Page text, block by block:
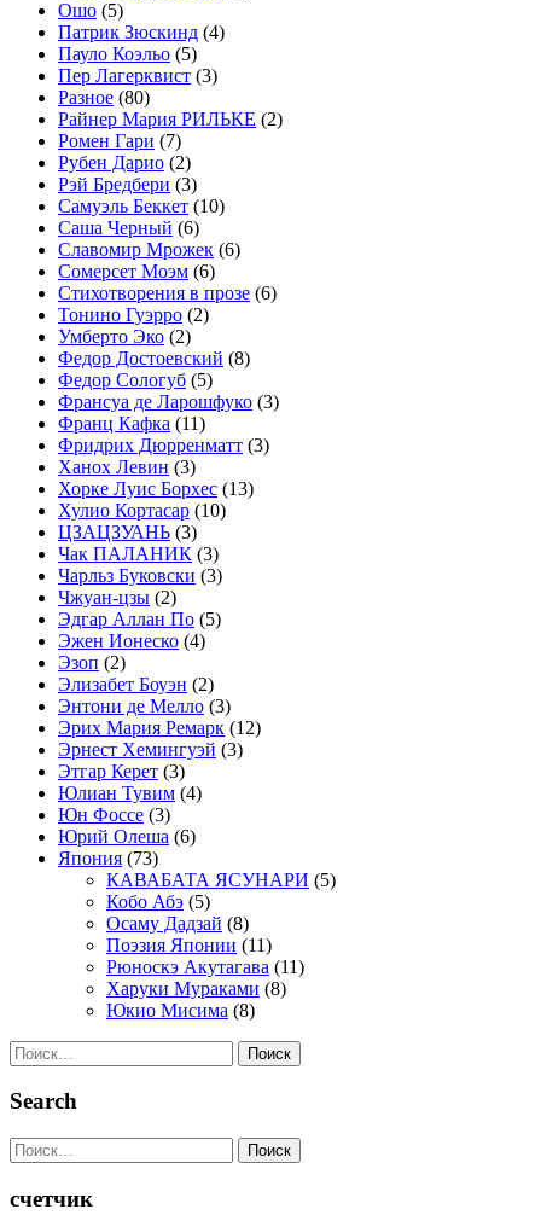
Ошо (5)
Патрик Зюскинд (4)
Пауло Коэльо (5)
Пер Лагерквист (3)
Разное (80)
Райнер Мария РИЛЬКЕ (2)
Ромен Гари (7)
Рубен Дарио (2)
Рэй Бредбери (3)
Самуэль Беккет (10)
Саша Черный (6)
Славомир Мрожек (6)
Сомерсет Моэм (6)
Стихотворения в прозе (6)
Тонино Гуэрро (2)
Умберто Эко (2)
Федор Достоевский (8)
Федор Сологуб (5)
Франсуа де Ларошфуко (3)
Франц Кафка (11)
Фридрих Дюрренматт (3)
Ханох Левин (3)
Хорке Луис Борхес (13)
Хулио Кортасар (10)
ЦЗАЦЗУАНЬ (3)
Чак ПАЛАНИК (3)
Чарльз Буковски (3)
Чжуан-цзы (2)
Эдгар Аллан По (5)
Эжен Ионеско (4)
Эзоп (2)
Элизабет Боуэн (2)
Энтони де Мелло (3)
Эрих Мария Ремарк (12)
Эрнест Хемингуэй (3)
Этгар Керет (3)
Юлиан Тувим (4)
Юн Фоссе (3)
Юрий Олеша (6)
Япония (73)
КАВАБАТА ЯСУНАРИ (5)
Кобо Абэ (5)
Осаму Дадзай (8)
Поэзия Японии (11)
Рюноскэ Акутагава (11)
Харуки Мураками (8)
Юкио Мисима (8)
Найти:
Search
Найти:
счетчик